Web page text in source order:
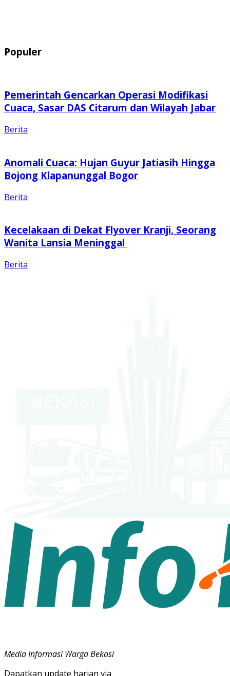
Populer
Pemerintah Gencarkan Operasi Modifikasi
Cuaca, Sasar DAS Citarum dan Wilayah Jabar
Berita
Anomali Cuaca: Hujan Guyur Jatiasih Hingga
Bojong Klapanunggal Bogor
Berita
Kecelakaan di Dekat Flyover Kranji, Seorang
Wanita Lansia Meninggal
Berita
Media Informasi Warga Bekasi
Dapatkan update harian via